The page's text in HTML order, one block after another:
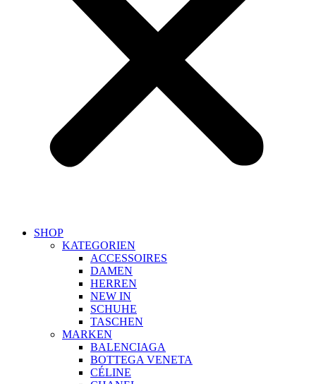
SHOP
KATEGORIEN
ACCESSOIRES
DAMEN
HERREN
NEW IN
SCHUHE
TASCHEN
MARKEN
BALENCIAGA
BOTTEGA VENETA
CÉLINE